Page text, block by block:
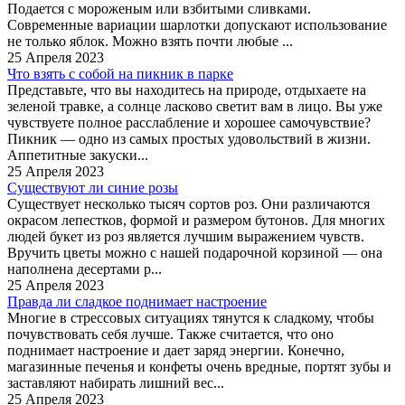
Подается с мороженым или взбитыми сливками.
Современные вариации шарлотки допускают использование
не только яблок. Можно взять почти любые ...
25 Апреля 2023
Что взять с собой на пикник в парке
Представьте, что вы находитесь на природе, отдыхаете на
зеленой травке, а солнце ласково светит вам в лицо. Вы уже
чувствуете полное расслабление и хорошее самочувствие?
Пикник — одно из самых простых удовольствий в жизни.
Аппетитные закуски...
25 Апреля 2023
Существуют ли синие розы
Существует несколько тысяч сортов роз. Они различаются
окрасом лепестков, формой и размером бутонов. Для многих
людей букет из роз является лучшим выражением чувств.
Вручить цветы можно с нашей подарочной корзиной — она
наполнена десертами р...
25 Апреля 2023
Правда ли сладкое поднимает настроение
Многие в стрессовых ситуациях тянутся к сладкому, чтобы
почувствовать себя лучше. Также считается, что оно
поднимает настроение и дает заряд энергии. Конечно,
магазинные печенья и конфеты очень вредные, портят зубы и
заставляют набирать лишний вес...
25 Апреля 2023